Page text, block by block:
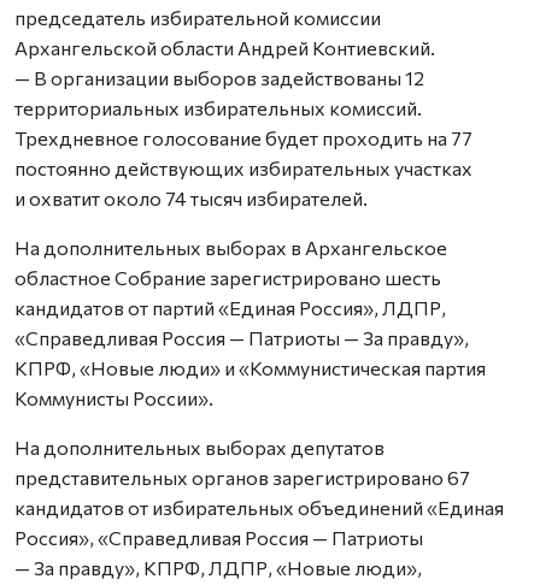
председатель избирательной комиссии
Архангельской области Андрей Контиевский.
— В организации выборов задействованы 12
территориальных избирательных комиссий.
Трехдневное голосование будет проходить на 77
постоянно действующих избирательных участках
и охватит около 74 тысяч избирателей.
На дополнительных выборах в Архангельское
областное Собрание зарегистрировано шесть
кандидатов от партий «Единая Россия», ЛДПР,
«Справедливая Россия — Патриоты — За правду»,
КПРФ, «Новые люди» и «Коммунистическая партия
Коммунисты России».
На дополнительных выборах депутатов
представительных органов зарегистрировано 67
кандидатов от избирательных объединений «Единая
Россия», «Справедливая Россия — Патриоты
— За правду», КПРФ, ЛДПР, «Новые люди»,